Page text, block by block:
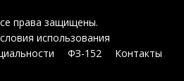
права защищены.
использования
ФЗ-152 Контакты